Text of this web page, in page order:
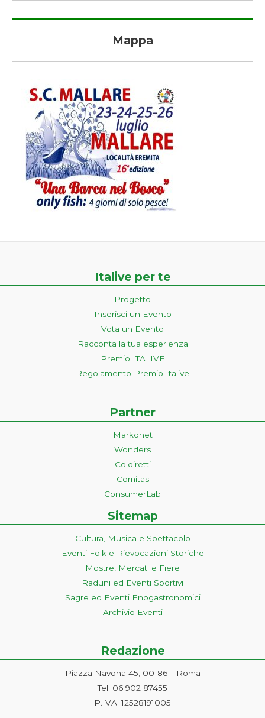
Mappa
Italive per te
Progetto
Inserisci un Evento
Vota un Evento
Racconta la tua esperienza
Premio ITALIVE
Regolamento Premio Italive
Partner
Markonet
Wonders
Coldiretti
Comitas
ConsumerLab
Sitemap
Cultura, Musica e Spettacolo
Eventi Folk e Rievocazioni Storiche
Mostre, Mercati e Fiere
Raduni ed Eventi Sportivi
Sagre ed Eventi Enogastronomici
Archivio Eventi
Redazione
Piazza Navona 45, 00186 – Roma
Tel. 06 902 87455
P.IVA: 12528191005